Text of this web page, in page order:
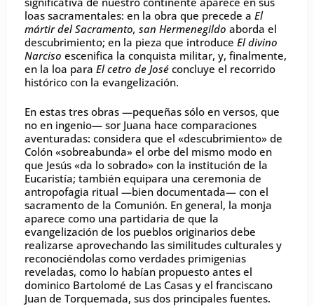
loas sacramentales: en la obra que precede a El
mártir del Sacramento, san Hermenegildo aborda el
descubrimiento; en la pieza que introduce El divino
Narciso escenifica la conquista militar, y, finalmente,
en la loa para El cetro de José concluye el recorrido
histórico con la evangelización.
En estas tres obras —pequeñas sólo en versos, que
no en ingenio— sor Juana hace comparaciones
aventuradas: considera que el «descubrimiento» de
Colón «sobreabunda» el orbe del mismo modo en
que Jesús «da lo sobrado» con la institución de la
Eucaristía; también equipara una ceremonia de
antropofagia ritual —bien documentada— con el
sacramento de la Comunión. En general, la monja
aparece como una partidaria de que la
evangelización de los pueblos originarios debe
realizarse aprovechando las similitudes culturales y
reconociéndolas como verdades primigenias
reveladas, como lo habían propuesto antes el
dominico Bartolomé de Las Casas y el franciscano
Juan de Torquemada, sus dos principales fuentes.